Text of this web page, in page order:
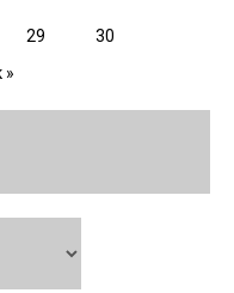
29
30
»